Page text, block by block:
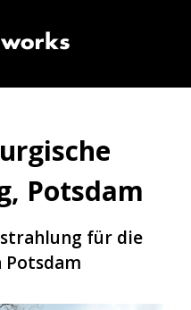
Potsdam
für die